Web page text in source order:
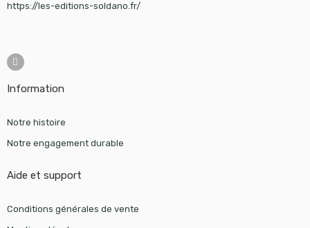
https://les-editions-soldano.fr/
Information
Notre histoire
Notre engagement durable
Aide et support
Conditions générales de vente